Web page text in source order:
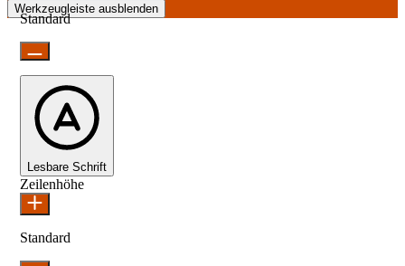
Werkzeugleiste ausblenden
Standard
Lesbare Schrift
Zeilenhöhe
Standard